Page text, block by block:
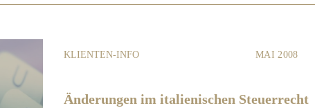
KLIENTEN-INFO MAI 2008
Änderungen im italienischen Steuerrecht